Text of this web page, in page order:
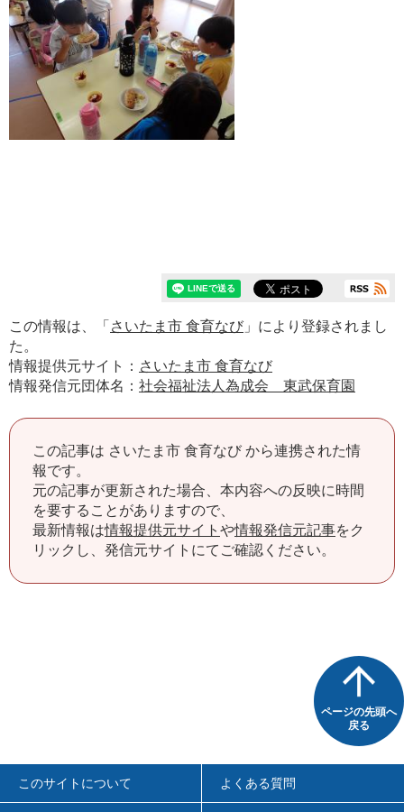
この情報は、「 さいたま市 食育なび 」により登録されまし
た。
情報提供元サイト： さいたま市 食育なび
情報発信元団体名： 社会福祉法人為成会 東武保育園
この記事は さいたま市 食育なび から連携された情
報です。
元の記事が更新された場合、本内容への反映に時間
を要することがありますので、
最新情報は情報提供元サイト や情報発信元記事をク
リックし、発信元サイトにてご確認ください。
ページの先頭へ
戻る
このサイトについて よくある質問